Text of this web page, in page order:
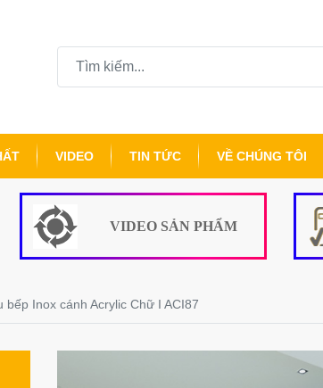
VIDEO TIN TỨC VỀ CHÚNG TÔI
VIDEO SẢN PHẨM
bếp Inox cánh Acrylic Chữ I ACI87